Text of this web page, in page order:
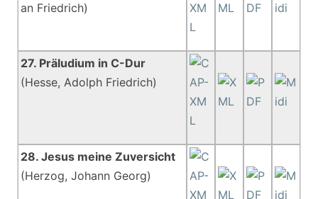
an Friedrich)
27. Präludium in C-Dur
(Hesse, Adolph Friedrich)
28. Jesus meine Zuversicht
(Herzog, Johann Georg)